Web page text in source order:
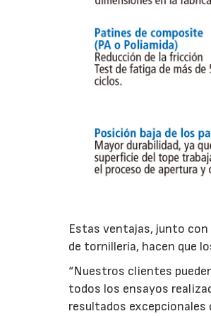
Estas ventajas, junto con
de tornillería, hacen que
“Nuestros clientes
todos los ensayos
resultados excepcionales